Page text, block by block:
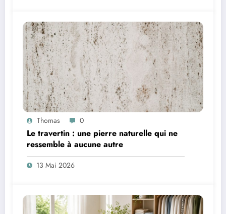
Thomas 0
Le travertin : une pierre naturelle qui ne
ressemble à aucune autre
13 Mai 2026